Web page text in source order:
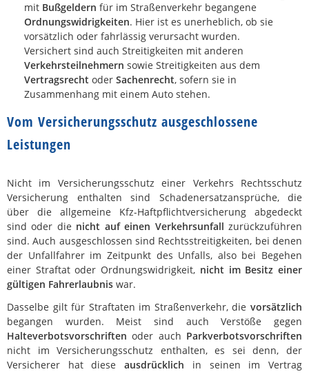
mit Bußgeldern für im Straßenverkehr begangene
Ordnungswidrigkeiten. Hier ist es unerheblich, ob sie
vorsätzlich oder fahrlässig verursacht wurden.
Versichert sind auch Streitigkeiten mit anderen
Verkehrsteilnehmern sowie Streitigkeiten aus dem
Vertragsrecht oder Sachenrecht, sofern sie in
Zusammenhang mit einem Auto stehen.
Vom Versicherungsschutz ausgeschlossene
Leistungen
Nicht im Versicherungsschutz einer Verkehrs Rechtsschutz
Versicherung enthalten sind Schadenersatzansprüche, die
über die allgemeine Kfz-Haftpflichtversicherung abgedeckt
sind oder die nicht auf einen Verkehrsunfall zurückzuführen
sind. Auch ausgeschlossen sind Rechtsstreitigkeiten, bei denen
der Unfallfahrer im Zeitpunkt des Unfalls, also bei Begehen
einer Straftat oder Ordnungswidrigkeit, nicht im Besitz einer
gültigen Fahrerlaubnis war.
Dasselbe gilt für Straftaten im Straßenverkehr, die vorsätzlich
begangen wurden. Meist sind auch Verstöße gegen
Halteverbotsvorschriften oder auch Parkverbotsvorschriften
nicht im Versicherungsschutz enthalten, es sei denn, der
Versicherer hat dieseausdrücklich in seinen im Vertrag